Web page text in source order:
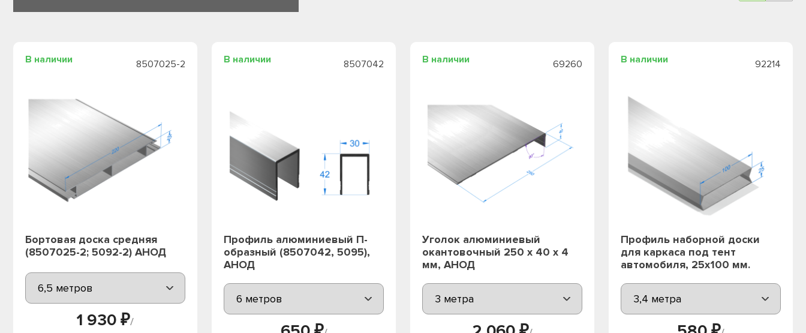
В наличии 8507025-2
Бортовая доска средняя
(8507025-2; 5092-2) АНОД
1 930 ₽/
В наличии 8507042
Профиль алюминиевый П-
образный (8507042, 5095),
АНОД
В наличии 69260
Уголок алюминиевый
окантовочный 250 х 40 х 4
мм, АНОД
В наличии 92214
Профиль наборной доски
для каркаса под тент
автомобиля, 25х100 мм.